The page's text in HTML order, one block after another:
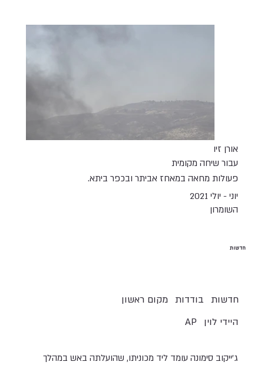
אורן זיו
עבור שיחה מקומית
פעולות מחאה במאחז אביתר ובכפר ביתא.
יוני - יולי 2021
השומרון
חדשות
מקום ראשון בודדות חדשות
AP
היידי לוין
ג'ייקוב סימונה עומד ליד מכוניתו, שהועלתה באש במהלך